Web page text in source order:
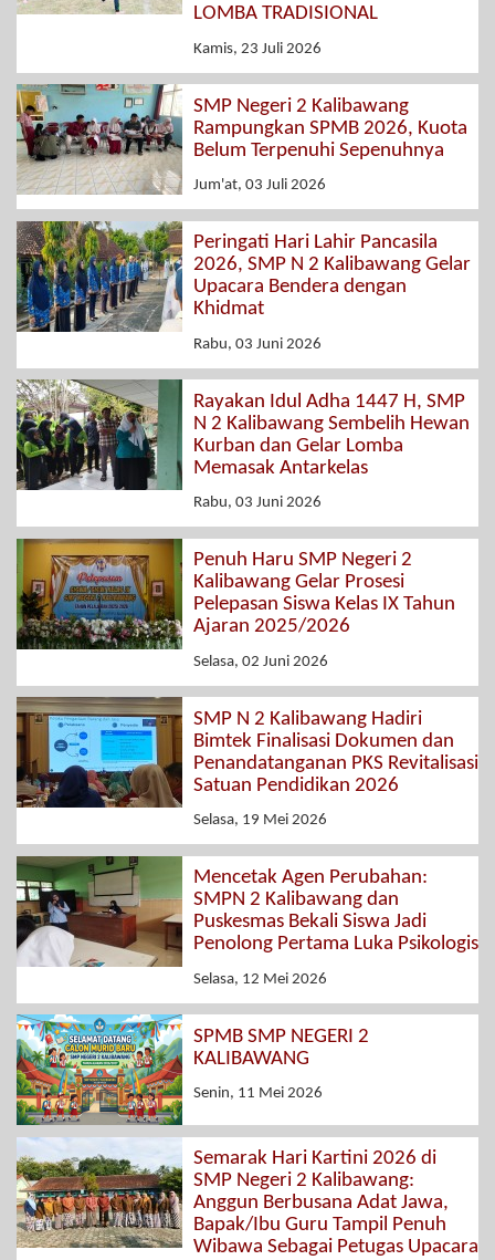
LOMBA TRADISIONAL
Kamis, 23 Juli 2026
SMP Negeri 2 Kalibawang
Rampungkan SPMB 2026, Kuota
Belum Terpenuhi Sepenuhnya
Jum'at, 03 Juli 2026
Peringati Hari Lahir Pancasila
2026, SMP N 2 Kalibawang Gelar
Upacara Bendera dengan
Khidmat
Rabu, 03 Juni 2026
Rayakan Idul Adha 1447 H, SMP
N 2 Kalibawang Sembelih Hewan
Kurban dan Gelar Lomba
Memasak Antarkelas
Rabu, 03 Juni 2026
Penuh Haru SMP Negeri 2
Kalibawang Gelar Prosesi
Pelepasan Siswa Kelas IX Tahun
Ajaran 2025/2026
Selasa, 02 Juni 2026
SMP N 2 Kalibawang Hadiri
Bimtek Finalisasi Dokumen dan
Penandatanganan PKS Revitalisasi
Satuan Pendidikan 2026
Selasa, 19 Mei 2026
Mencetak Agen Perubahan:
SMPN 2 Kalibawang dan
Puskesmas Bekali Siswa Jadi
Penolong Pertama Luka Psikologis
Selasa, 12 Mei 2026
SPMB SMP NEGERI 2
KALIBAWANG
Senin, 11 Mei 2026
Semarak Hari Kartini 2026 di
SMP Negeri 2 Kalibawang:
Anggun Berbusana Adat Jawa,
Bapak/Ibu Guru Tampil Penuh
Wibawa Sebagai Petugas Upacara